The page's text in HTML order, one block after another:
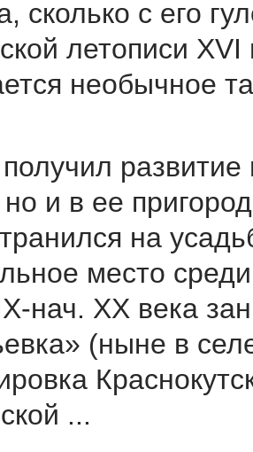
сколько с его
летописи XVI
необычное
развитие
и в ее
на
место
нач. XX века
(ныне в
...